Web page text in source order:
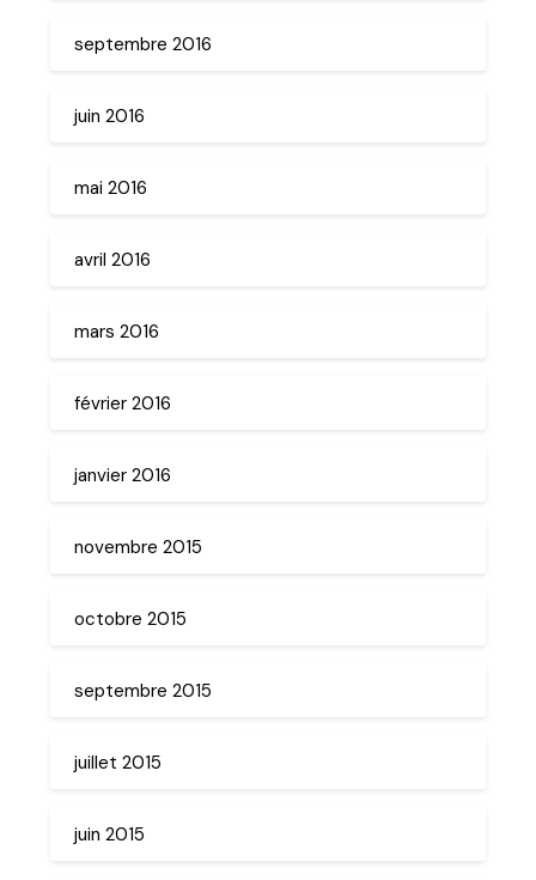
septembre 2016
juin 2016
mai 2016
avril 2016
mars 2016
février 2016
janvier 2016
novembre 2015
octobre 2015
septembre 2015
juillet 2015
juin 2015